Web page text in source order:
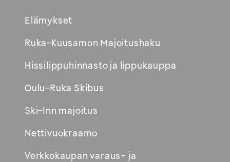
Elämykset
Ruka-Kuusamon Majoitushaku
ikkunaan
Hissilippuhinnasto ja lippukauppa
Oulu-Ruka Skibus
Ski-Inn majoitus
Nettivuokraamo
Verkkokaupan varaus- ja